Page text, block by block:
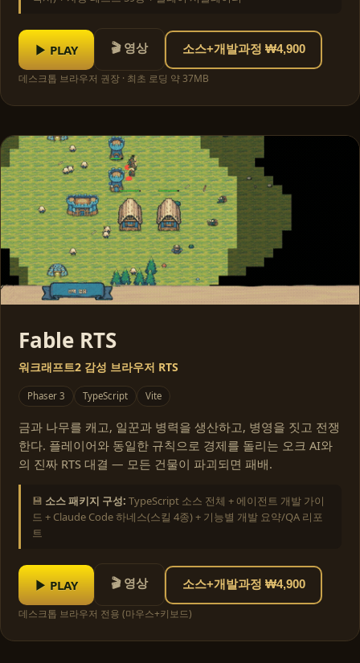
▶ PLAY 🎬 영상 소스+개발과정 ₩4,900
데스크톱 브라우저 권장 · 최초 로딩 약 37MB
Fable RTS
워크래프트2 감성 브라우저 RTS
Phaser 3 TypeScript Vite
금과 나무를 캐고, 일꾼과 병력을 생산하고, 병영을 짓고 전쟁
한다. 플레이어와 동일한 규칙으로 경제를 돌리는 오크 AI와
의 진짜 RTS 대결 — 모든 건물이 파괴되면 패배.
💾 소스 패키지 구성: TypeScript 소스 전체 + 에이전트 개발 가이
드 + Claude Code 하네스(스킬 4종) + 기능별 개발 요약/QA 리포
트
▶ PLAY 🎬 영상 소스+개발과정 ₩4,900
데스크톱 브라우저 전용 (마우스+키보드)